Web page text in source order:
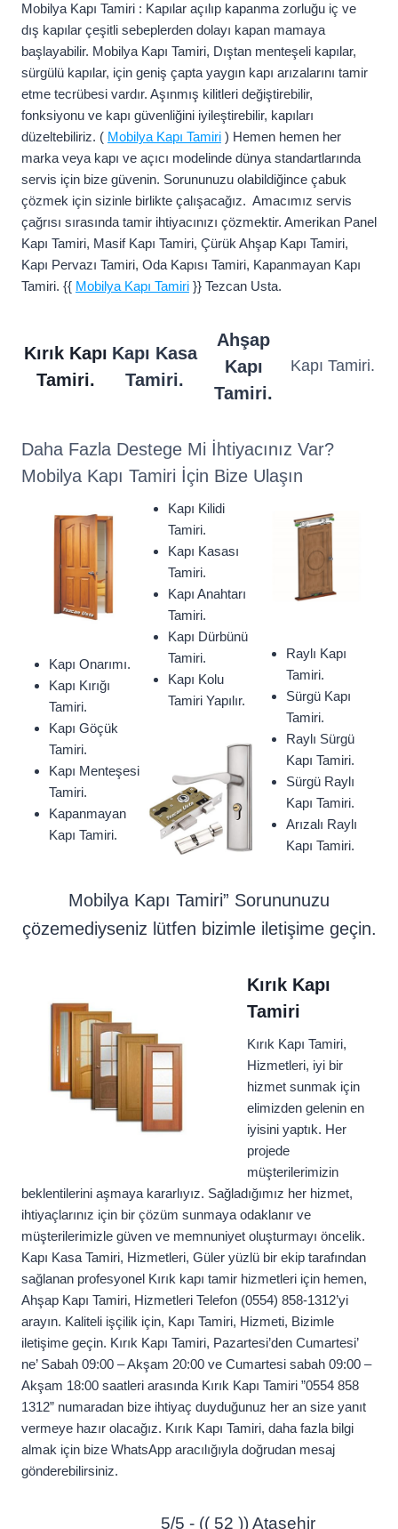
Mobilya Kapı Tamiri : Kapılar açılıp kapanma zorluğu iç ve
dış kapılar çeşitli sebeplerden dolayı kapan mamaya
başlayabilir. Mobilya Kapı Tamiri, Dıştan menteşeli kapılar,
sürgülü kapılar, için geniş çapta yaygın kapı arızalarını tamir
etme tecrübesi vardır. Aşınmış kilitleri değiştirebilir,
fonksiyonu ve kapı güvenliğini iyileştirebilir, kapıları
düzeltebiliriz. ( Mobilya Kapı Tamiri ) Hemen hemen her
marka veya kapı ve açıcı modelinde dünya standartlarında
servis için bize güvenin. Sorununuzu olabildiğince çabuk
çözmek için sizinle birlikte çalışacağız. Amacımız servis
çağrısı sırasında tamir ihtiyacınızı çözmektir. Amerikan Panel
Kapı Tamiri, Masif Kapı Tamiri, Çürük Ahşap Kapı Tamiri,
Kapı Pervazı Tamiri, Oda Kapısı Tamiri, Kapanmayan Kapı
Tamiri. {{ Mobilya Kapı Tamiri }} Tezcan Usta.
Kırık Kapı
Tamiri.
Kapı Kasa
Tamiri.
Ahşap
Kapı
Tamiri.
Kapı Tamiri.
Daha Fazla Destege Mi İhtiyacınız Var?
Mobilya Kapı Tamiri İçin Bize Ulaşın
Kapı Onarımı.
Kapı Kırığı
Tamiri.
Kapı Göçük
Tamiri.
Kapı Menteşesi
Tamiri.
Kapanmayan
Kapı Tamiri.
Kapı Kilidi
Tamiri.
Kapı Kasası
Tamiri.
Kapı Anahtarı
Tamiri.
Kapı Dürbünü
Tamiri.
Kapı Kolu
Tamiri Yapılır.
Raylı Kapı
Tamiri.
Sürgü Kapı
Tamiri.
Raylı Sürgü
Kapı Tamiri.
Sürgü Raylı
Kapı Tamiri.
Arızalı Raylı
Kapı Tamiri.
Mobilya Kapı Tamiri” Sorununuzu
çözemediyseniz lütfen bizimle iletişime geçin.
Kırık Kapı
Tamiri
Kırık Kapı Tamiri,
Hizmetleri, iyi bir
hizmet sunmak için
elimizden gelenin en
iyisini yaptık. Her
projede
müşterilerimizin
beklentilerini aşmaya kararlıyız. Sağladığımız her hizmet,
ihtiyaçlarınız için bir çözüm sunmaya odaklanır ve
müşterilerimizle güven ve memnuniyet oluşturmayı öncelik.
Kapı Kasa Tamiri, Hizmetleri, Güler yüzlü bir ekip tarafından
sağlanan profesyonel Kırık kapı tamir hizmetleri için hemen,
Ahşap Kapı Tamiri, Hizmetleri Telefon (0554) 858-1312’yi
arayın. Kaliteli işçilik için, Kapı Tamiri, Hizmeti, Bizimle
iletişime geçin. Kırık Kapı Tamiri, Pazartesi’den Cumartesi’
ne’ Sabah 09:00 – Akşam 20:00 ve Cumartesi sabah 09:00 –
Akşam 18:00 saatleri arasında Kırık Kapı Tamiri ”0554 858
1312” numaradan bize ihtiyaç duyduğunuz her an size yanıt
vermeye hazır olacağız. Kırık Kapı Tamiri, daha fazla bilgi
almak için bize WhatsApp aracılığıyla doğrudan mesaj
gönderebilirsiniz.
5/5 - (( 52 )) Atasehir